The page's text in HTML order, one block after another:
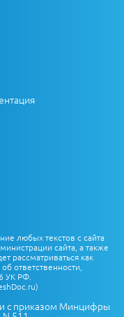
любых текстов с сайта
сайта, а также
рассматриваться как
ответственности,
УК РФ.
с приказом Минцифры